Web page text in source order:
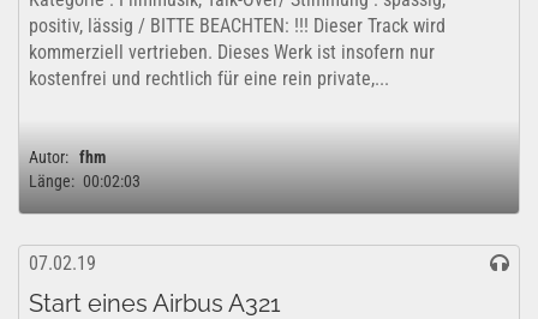
positiv, lässig / BITTE BEACHTEN: !!! Dieser Track wird
kommerziell vertrieben. Dieses Werk ist insofern nur
kostenfrei und rechtlich für eine rein private,...
Autor: fhm
Länge: 00:02:03
07.02.19
Start eines Airbus A321